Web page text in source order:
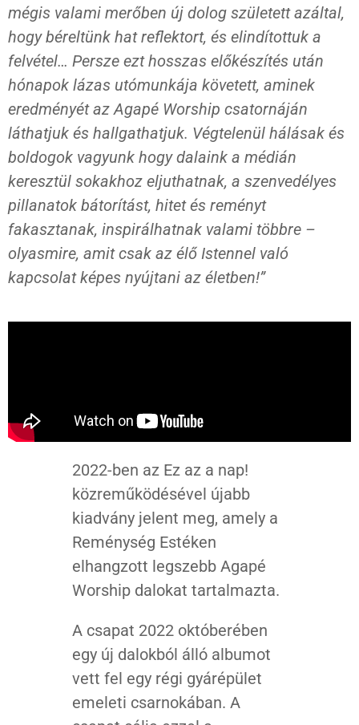
mégis valami merőben új dolog született azáltal,
hogy béreltünk hat reflektort, és elindítottuk a
felvétel… Persze ezt hosszas előkészítés után
hónapok lázas utómunkája követett, aminek
eredményét az Agapé Worship csatornáján
láthatjuk és hallgathatjuk. Végtelenül hálásak és
boldogok vagyunk hogy dalaink a médián
keresztül sokakhoz eljuthatnak, a szenvedélyes
pillanatok bátorítást, hitet és reményt
fakasztanak, inspirálhatnak valami többre –
olyasmire, amit csak az élő Istennel való
kapcsolat képes nyújtani az életben!”
2022-ben az Ez az a nap!
közreműködésével újabb
kiadvány jelent meg, amely a
Reménység Estéken
elhangzott legszebb Agapé
Worship dalokat tartalmazta.
A csapat 2022 októberében
egy új dalokból álló albumot
vett fel egy régi gyárépület
emeleti csarnokában. A